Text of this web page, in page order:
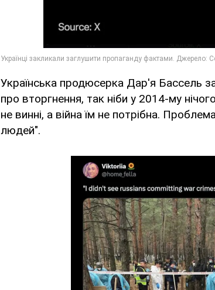
Українська продюсерка Дар'я Бассель
про вторгнення, так ніби у 2014-му
не винні, а війна їм не потрібна.
людей".